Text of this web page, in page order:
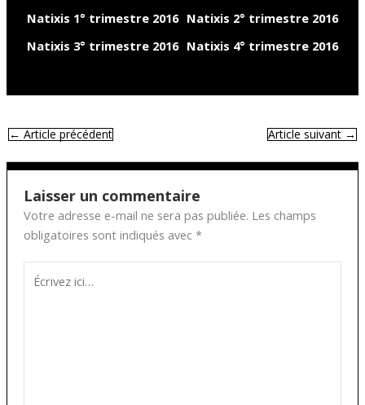
Natixis 1° trimestre 2016 Natixis 2° trimestre 2016
Natixis 3° trimestre 2016 Natixis 4° trimestre 2016
←Article précédent Article suivant→
Laisser un commentaire
Votre adresse e-mail ne sera pas publiée. Les champs
obligatoires sont indiqués avec *
Écrivez
ici…